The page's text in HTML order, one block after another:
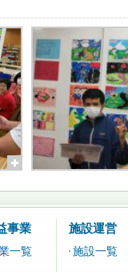
事業
一覧
施設運営
施設一覧